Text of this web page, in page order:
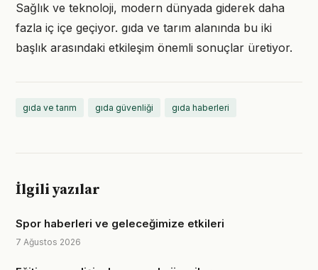
Sağlık ve teknoloji, modern dünyada giderek daha
fazla iç içe geçiyor. gıda ve tarım alanında bu iki
başlık arasındaki etkileşim önemli sonuçlar üretiyor.
gıda ve tarım gıda güvenliği gıda haberleri
İlgili yazılar
Spor haberleri ve geleceğimize etkileri
7 Ağustos 2026